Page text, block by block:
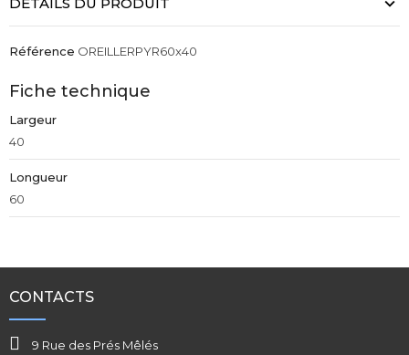
Référence OREILLERPYR60x40
Fiche technique
Largeur
40
Longueur
60
CONTACTS
9 Rue des Prés Mêlés